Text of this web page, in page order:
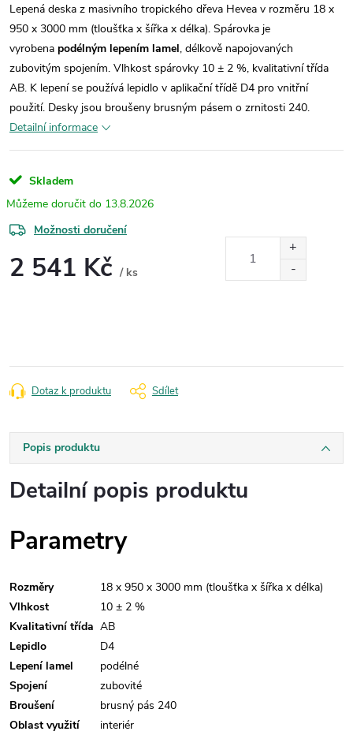
Lepená deska z masivního tropického dřeva Hevea v rozměru 18 x
950 x 3000 mm (tloušťka x šířka x délka). Spárovka je
vyrobena podélným lepením lamel, délkově napojovaných
zubovitým spojením. Vlhkost spárovky 10 ± 2 %, kvalitativní třída
AB. K lepení se používá lepidlo v aplikační třídě D4 pro vnitřní
použití. Desky jsou broušeny brusným pásem o zrnitosti 240.
Detailní informace
Skladem
13.8.2026
Možnosti doručení
2 541 Kč / ks
Dotaz k produktu Sdílet
Popis produktu
Detailní popis produktu
Parametry
Rozměry
18 x 950 x 3000 mm (tloušťka x šířka x délka)
Vlhkost
10 ± 2 %
Kvalitativní třída AB
Lepidlo
D4
Lepení lamel
podélné
Spojení
zubovité
Broušení
brusný pás 240
Oblast využití
interiér